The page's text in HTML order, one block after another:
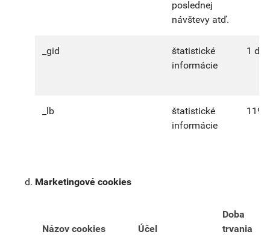
poslednej
návštevy atď.
_gid
štatistické
informácie
1 deň
_lb
štatistické
informácie
Marketingové cookies
Názov cookies Účel
Doba
trvania